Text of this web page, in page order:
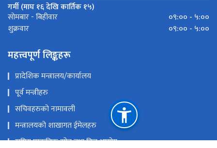
गर्मी (माघ १६ देखि कार्तिक १५)
सोमबार - बिहीवार
०९:०० - ५:००
शुक्रवार
०९:०० - ५:००
महत्त्वपूर्ण लिङ्कहरू
प्रादेशिक मन्त्रालय/कार्यालय
पूर्व मन्त्रीहरु
सचिवहरुको नामावली
मन्त्रालयको शाखागत ईमेलहरु
राष्ट्रिय प्राकृतिक स्रोत तथा वित्त आयोग